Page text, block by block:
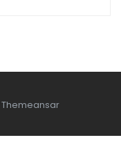
Themeansar